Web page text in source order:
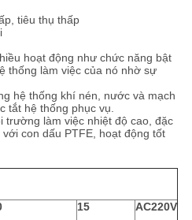
tiêu thụ thấp
hoạt động như chức năng bật
thống làm việc của nó nhờ sự
hệ thống khí nén, nước và mạch
tắt hệ thống phục vụ.
trường làm việc nhiệt độ cao, đặc
con dấu PTFE, hoạt động tốt
15
AC220V